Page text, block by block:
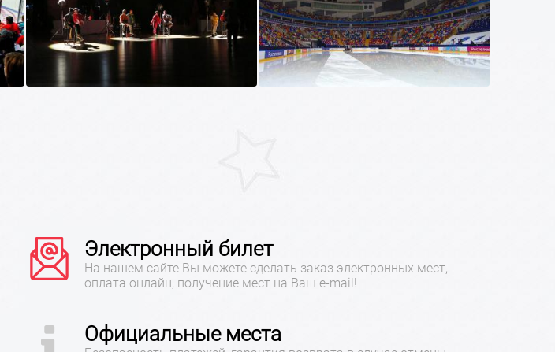
Электронный билет
На нашем сайте Вы можете сделать заказ электронных мест,
оплата онлайн, получение мест на Ваш e-mail!
Официальные места